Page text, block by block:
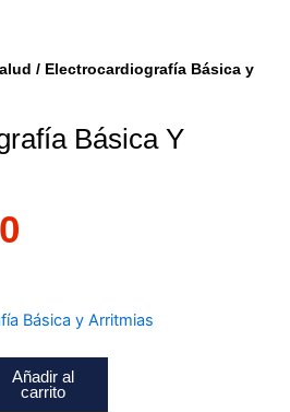
/ Electrocardiografía Básica y
Básica Y
Básica y Arritmias
Añadir al
carrito